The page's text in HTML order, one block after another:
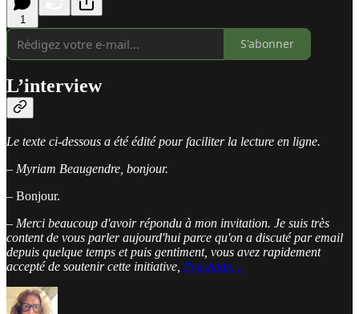
1
S'abonner
L’interview
Le texte ci-dessous a été édité pour faciliter la lecture en ligne.
– Myriam Beaugendre, bonjour.
– Bonjour.
– Merci beaucoup d'avoir répondu à mon invitation. Je suis très
content de vous parler aujourd'hui parce qu'on a discuté par email
depuis quelque temps et puis gentiment, vous avez rapidement
accepté de soutenir cette initiative, Psychede…